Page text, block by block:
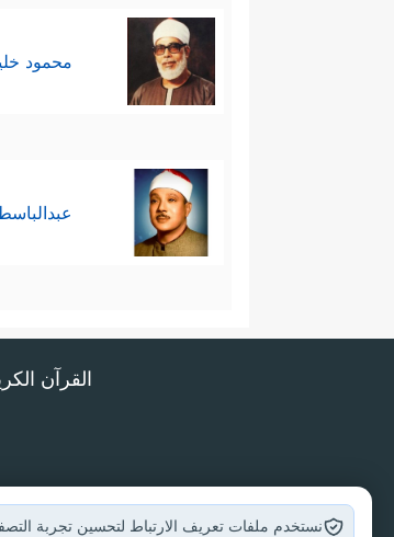
محمود
القرآن
نستخدم ملفات تعريف الارتباط لتحسين تجربة